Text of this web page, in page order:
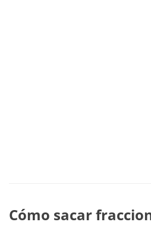
Cómo sacar